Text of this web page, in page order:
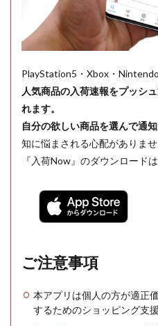
PlayStation5・Xbox・
人気商品の入荷速報をプッシ
れます。
自分の欲しい商品を選んで通
知に悩まされる心配がありませ
『入荷Now』のダウンロード
ご注意事項
本アプリは個人の方が適正
するためのショッピング支